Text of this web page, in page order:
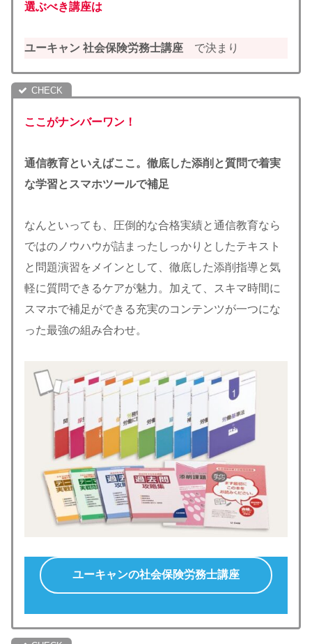
選ぶべき講座は
ユーキャン 社会保険労務士講座 で決まり
ここがナンバーワン！
通信教育といえばここ。徹底した添削と質問で着実
な学習とスマホツールで補足
なんといっても、圧倒的な合格実績と通信教育なら
ではのノウハウが詰まったしっかりとしたテキスト
と問題演習をメインとして、徹底した添削指導と気
軽に質問できるケアが魅力。加えて、スキマ時間に
スマホで補足ができる充実のコンテンツが一つにな
った最強の組み合わせ。
ユーキャンの社会保険労務士講座